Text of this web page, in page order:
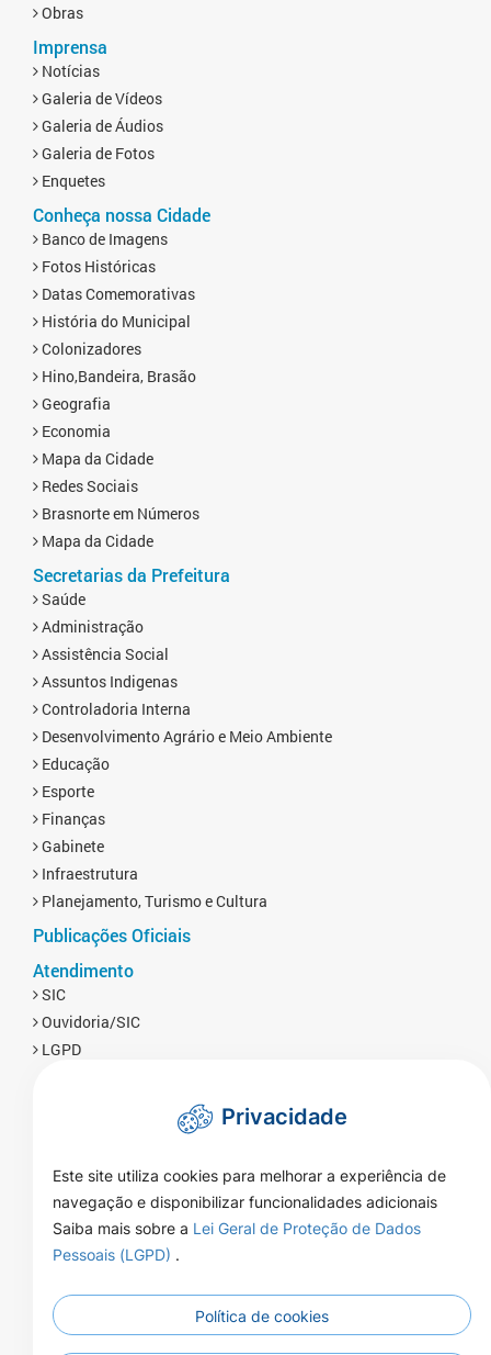
Obras
Imprensa
Notícias
Galeria de Vídeos
Galeria de Áudios
Galeria de Fotos
Enquetes
Conheça nossa Cidade
Banco de Imagens
Fotos Históricas
Datas Comemorativas
História do Municipal
Colonizadores
Hino,Bandeira, Brasão
Geografia
Economia
Mapa da Cidade
Redes Sociais
Brasnorte em Números
Mapa da Cidade
Secretarias da Prefeitura
Saúde
Administração
Assistência Social
Assuntos Indigenas
Controladoria Interna
Desenvolvimento Agrário e Meio Ambiente
Educação
Esporte
Finanças
Gabinete
Infraestrutura
Planejamento, Turismo e Cultura
Publicações Oficiais
Atendimento
SIC
Ouvidoria/SIC
LGPD
Endereço:
Rua Naor Ferrari 1080 - Centro - CEP
Privacidade
Este site utiliza cookies para melhorar a experiência de
navegação e disponibilizar funcionalidades adicionais
Saiba mais sobre a Lei Geral de Proteção de Dados
Pessoais (LGPD) .
Política de cookies